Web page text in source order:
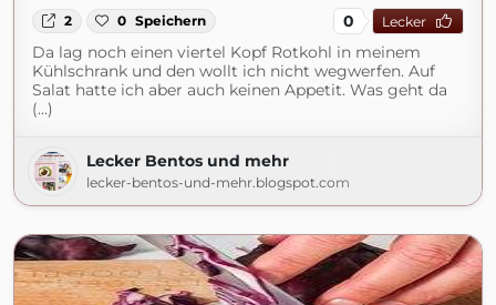
2 0 Speichern 0 Lecker
Da lag noch einen viertel Kopf Rotkohl in meinem
Kühlschrank und den wollt ich nicht wegwerfen. Auf
Salat hatte ich aber auch keinen Appetit. Was geht da
(...)
Lecker Bentos und mehr
lecker-bentos-und-mehr.blogspot.com